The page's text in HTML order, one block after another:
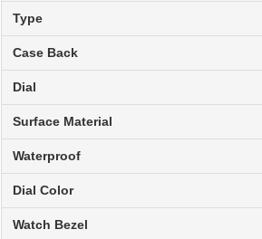
Type
Case Back
Dial
Surface Material
Waterproof
Dial Color
Watch Bezel